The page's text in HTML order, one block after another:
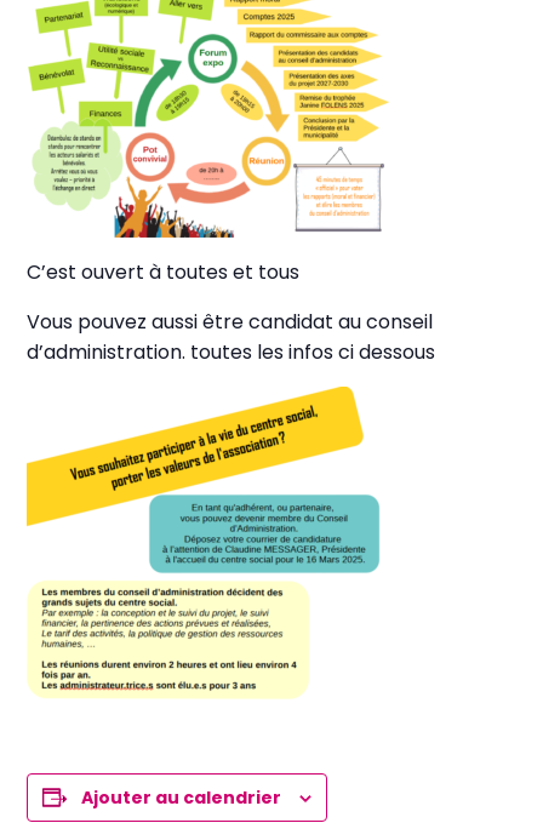
C’est ouvert à toutes et tous
Vous pouvez aussi être candidat au conseil
d’administration. toutes les infos ci dessous
Ajouter au calendrier